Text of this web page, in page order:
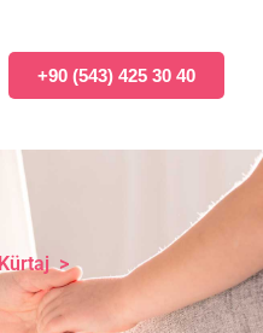
+90 (543) 425 30 40
Kürtaj>